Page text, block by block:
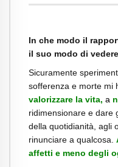
In che modo il
il suo modo di
Sicuramente
sofferenza e morte mi
valorizzare la vita, a
ridimensionare e dare
della quotidianità, agli
rinunciare a qualcosa.
affetti e meno degli